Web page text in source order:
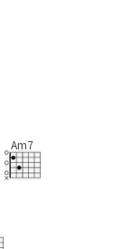
Am7